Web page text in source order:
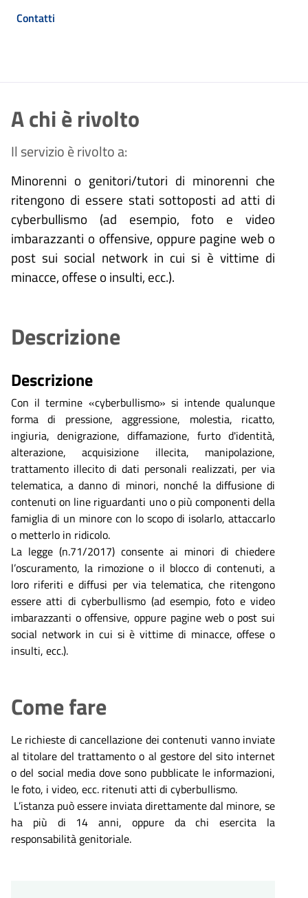
Contatti
A chi è rivolto
Il servizio è rivolto a:
Minorenni o genitori/tutori di minorenni che
ritengono di essere stati sottoposti ad atti di
cyberbullismo (ad esempio, foto e video
imbarazzanti o offensive, oppure pagine web o
post sui social network in cui si è vittime di
minacce, offese o insulti, ecc.).
Descrizione
Descrizione
Con il termine «cyberbullismo» si intende qualunque
forma di pressione, aggressione, molestia, ricatto,
ingiuria, denigrazione, diffamazione, furto d'identità,
alterazione, acquisizione illecita, manipolazione,
trattamento illecito di dati personali realizzati, per via
telematica, a danno di minori, nonché la diffusione di
contenuti on line riguardanti uno o più componenti della
famiglia di un minore con lo scopo di isolarlo, attaccarlo
o metterlo in ridicolo.
La legge (n.71/2017) consente ai minori di chiedere
l’oscuramento, la rimozione o il blocco di contenuti, a
loro riferiti e diffusi per via telematica, che ritengono
essere atti di cyberbullismo (ad esempio, foto e video
imbarazzanti o offensive, oppure pagine web o post sui
social network in cui si è vittime di minacce, offese o
insulti, ecc.).
Come fare
Le richieste di cancellazione dei contenuti vanno inviate
al titolare del trattamento o al gestore del sito internet
o del social media dove sono pubblicate le informazioni,
le foto, i video, ecc. ritenuti atti di cyberbullismo.
L’istanza può essere inviata direttamente dal minore, se
ha più di 14 anni, oppure da chi esercita la
responsabilità genitoriale.